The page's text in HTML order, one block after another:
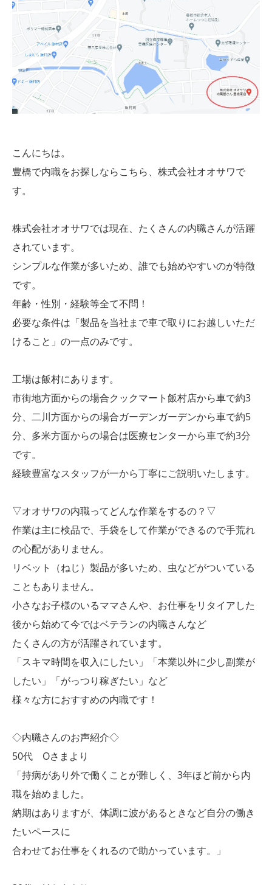
こんにちは。
豊橋で内職をお探しならこちら、株式会社オオサワで
す。
株式会社オオサワでは現在、たくさんの内職さんが活躍
されています。
シンプルな作業が多いため、誰でも始めやすいのが特徴
です。
年齢・性別・経験等全て不問！
必要な条件は「製品を当社まで車で取りにお越しいただ
けること」の一点のみです。
工場は飯村にあります。
市街地方面からの場合クックマート飯村店から車で約3
分、二川方面からの場合ガーデンガーデンから車で約5
分、多米方面からの場合は医療センターから車で約3分
です。
経験豊富なスタッフが一から丁寧にご説明いたします。
▽オオサワの内職ってどんな作業をするの？▽
作業は主に検品で、手袋をして作業ができるので手荒れ
の心配がありません。
リベット（ねじ）製品が多いため、虫などがついている
こともありません。
小さなお子様のいるママさんや、お仕事をリタイアした
後から始めて今ではベテランの内職さんなど
たくさんの方が活躍されています。
「スキマ時間を収入にしたい」「本業以外に少し副業が
したい」「がっつり稼ぎたい」など
様々な方におすすめの内職です！
◇内職さんのお声紹介◇
50代 Oさまより
「持病があり外で働くことが難しく、3年ほど前から内
職を始めました。
納期はありますが、体調に波があるときなど自分の働き
たいペースに
合わせてお仕事をくれるので助かっています。」